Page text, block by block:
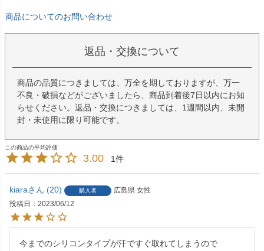
商品についてのお問い合わせ
返品・交換について
商品の品質につきましては、万全を期しておりますが、万一
不良・破損などがございましたら、商品到着後7日以内にお知
らせください。返品・交換につきましては、1週間以内、未開
封・未使用に限り可能です。
3.00 1
kiara 20 購入者 広島県 女性
投稿日
2023/06/12
今までのシリコンタイプが汗ですぐ取れてしまうので